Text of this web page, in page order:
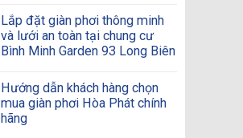
Lắp đặt giàn phơi thông minh
và lưới an toàn tại chung cư
Bình Minh Garden 93 Long Biên
Hướng dẫn khách hàng chọn
mua giàn phơi Hòa Phát chính
hãng